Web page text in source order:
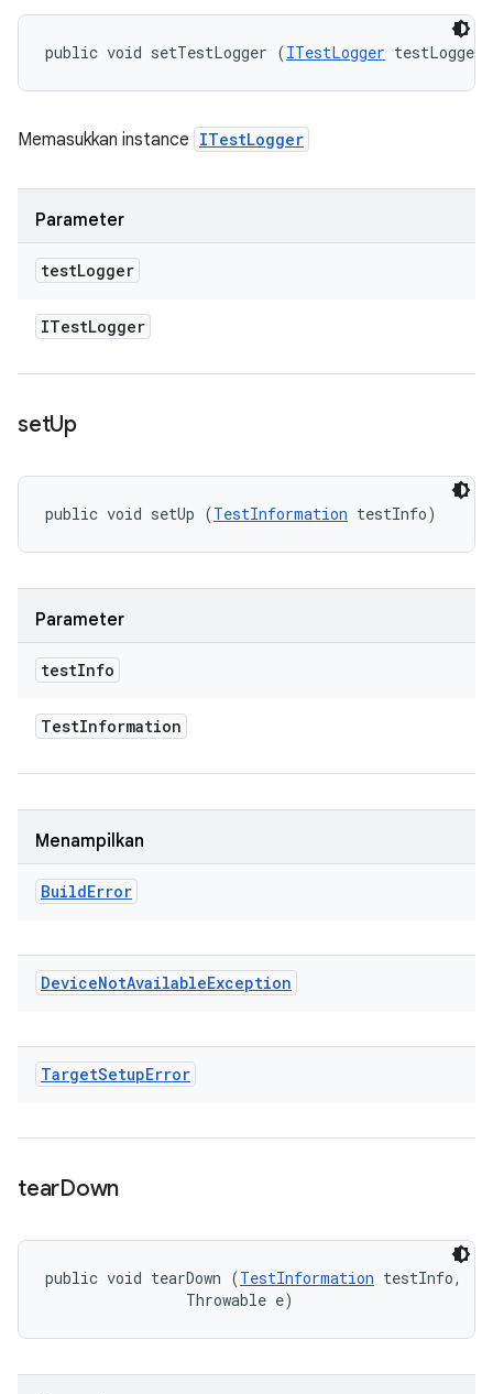
public void setTestLogger (ITestLogger testLogger)
Memasukkan instance ITestLogger
Parameter
testLogger
ITestLogger
setUp
public void setUp (TestInformation testInfo)
Parameter
testInfo
TestInformation
Menampilkan
BuildError
DeviceNotAvailableException
TargetSetupError
tearDown
public void tearDown (TestInformation testInfo,
                Throwable e)